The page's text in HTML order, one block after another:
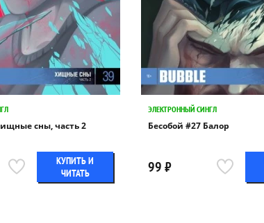
сны, часть 2
КУПИТЬ И
ЧИТАТЬ
ЭЛЕКТРОННЫЙ СИНГЛ
Бесобой #27 Балор
99 ₽